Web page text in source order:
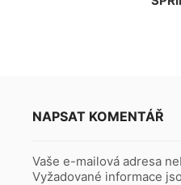
NAPSAT KOMENTÁŘ
Vaše e-mailová adresa
Vyžadované informace